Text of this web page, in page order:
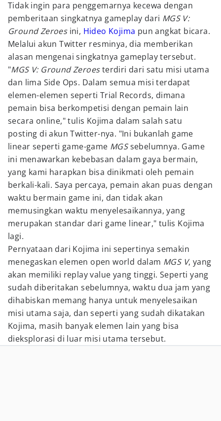
Tidak ingin para penggemarnya kecewa dengan
pemberitaan singkatnya gameplay dari MGS V:
Ground Zeroesini, Hideo Kojima pun angkat bicara.
Melalui akun Twitter resminya, dia memberikan
alasan mengenai singkatnya gameplay tersebut.
"MGS V: Ground Zeroesterdiri dari satu misi utama
dan lima Side Ops. Dalam semua misi terdapat
elemen-elemen seperti Trial Records, dimana
pemain bisa berkompetisi dengan pemain lain
secara online," tulis Kojima dalam salah satu
posting di akun Twitter-nya. "Ini bukanlah game
linear seperti game-game MGSsebelumnya. Game
ini menawarkan kebebasan dalam gaya bermain,
yang kami harapkan bisa dinikmati oleh pemain
berkali-kali. Saya percaya, pemain akan puas dengan
waktu bermain game ini, dan tidak akan
memusingkan waktu menyelesaikannya, yang
merupakan standar dari game linear," tulis Kojima
lagi.
Pernyataan dari Kojima ini sepertinya semakin
menegaskan elemen open world dalam MGS V, yang
akan memiliki replay value yang tinggi. Seperti yang
sudah diberitakan sebelumnya, waktu dua jam yang
dihabiskan memang hanya untuk menyelesaikan
misi utama saja, dan seperti yang sudah dikatakan
Kojima, masih banyak elemen lain yang bisa
dieksplorasi di luar misi utama tersebut.